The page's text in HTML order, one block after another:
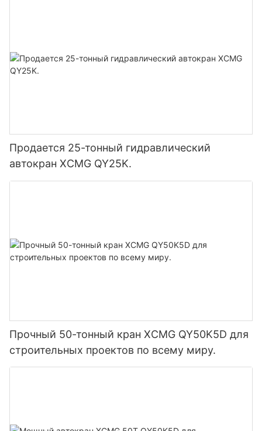
Продается 25-тонный гидравлический
автокран XCMG QY25K.
Прочный 50-тонный кран XCMG QY50K5D для
строительных проектов по всему миру.